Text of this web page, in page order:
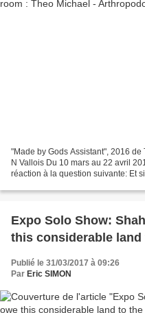
"Made by Gods Assistant", 2016
N Vallois Du 10 mars au 22 avril 2017 L’objet de cette exposition est une
réaction à la question suivante: Et
Expo Solo Show: Shahpour
this considerable
Publié le 31/03/2017 à 09:26
Par Eric SIMON